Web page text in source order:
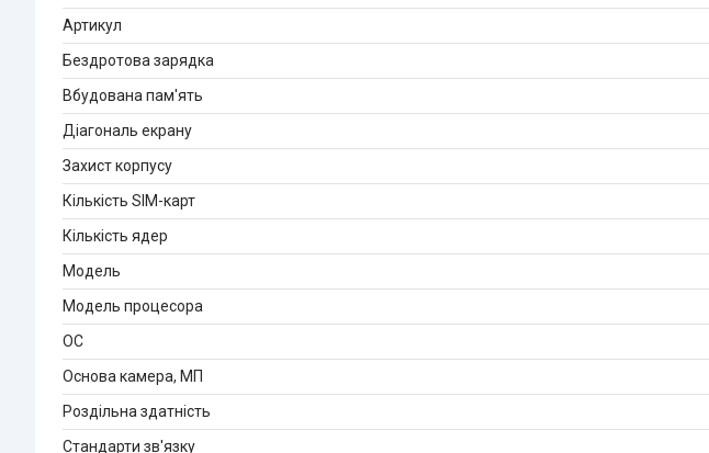
Артикул
Бездротова зарядка
Вбудована пам'ять
Діагональ екрану
Захист корпусу
Кількість SIM-карт
Кількість ядер
Мoдель
Модель процесора
ОС
Основа камера, МП
Роздільна здатність
Стандарти зв'язку